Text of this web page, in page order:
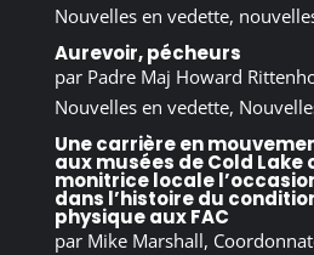
Nouvelles en vedette,
Aurevoir, pécheurs
par Padre Maj Howard
Nouvelles en vedette,
Une carrière en
aux musées de Cold Lake
monitrice locale
dans l’histoire du
physique aux FAC
par Mike Marshall,